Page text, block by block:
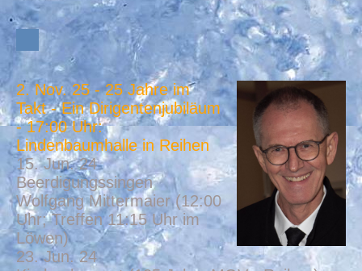
2. Nov. 25 - 25 Jahre im
Takt - Ein Dirigentenjubiläum
- 17:00 Uhr:
Lindenbaumhalle in Reihen
15. Jun. 24
Beerdigungssingen
Wolfgang Mittermaier (12:00
Uhr; Treffen 11:15 Uhr im
Löwen)
23. Jun. 24